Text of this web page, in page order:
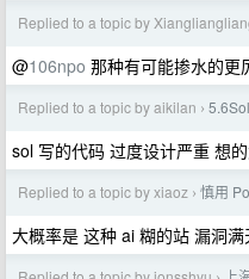
Replied to a topic by
@106npo 那种有可能掺水的更
Replied to a topic by aikilan ›
sol 写的代码 过度设计严重 想
Replied to a topic by xiaoz › 慎用
大概率是 这种 ai 糊的站 漏洞满